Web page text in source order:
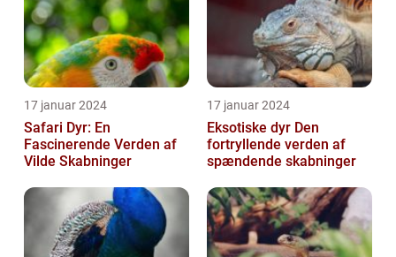
17 januar 2024
Safari Dyr: En
Fascinerende Verden af
Vilde Skabninger
17 januar 2024
Eksotiske dyr Den
fortryllende verden af
spændende skabninger